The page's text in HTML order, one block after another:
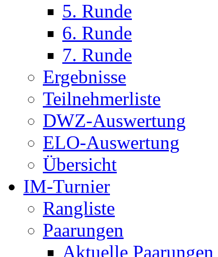
5. Runde
6. Runde
7. Runde
Ergebnisse
Teilnehmerliste
DWZ-Auswertung
ELO-Auswertung
Übersicht
IM-Turnier
Rangliste
Paarungen
Aktuelle Paarungen